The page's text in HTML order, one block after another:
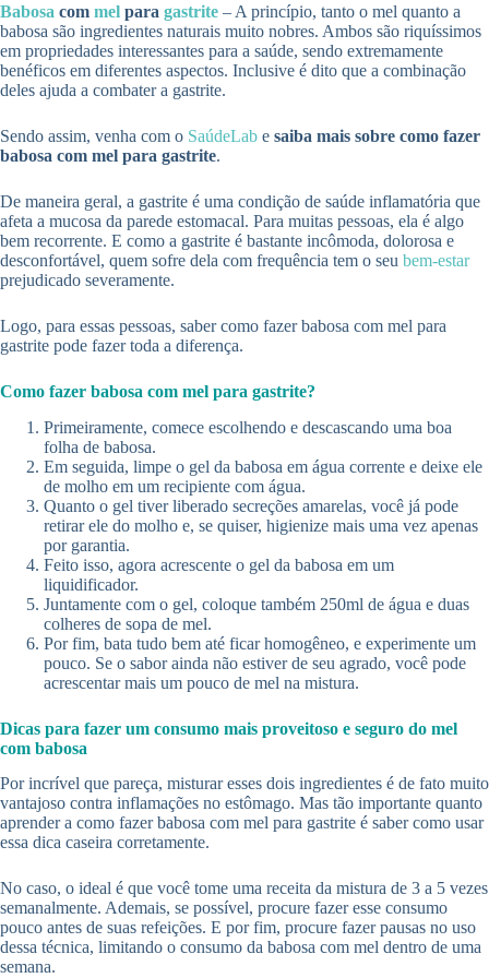
Babosa com mel para gastrite – A princípio, tanto o mel quanto a
babosa são ingredientes naturais muito nobres. Ambos são riquíssimos
em propriedades interessantes para a saúde, sendo extremamente
benéficos em diferentes aspectos. Inclusive é dito que a combinação
deles ajuda a combater a gastrite.
Sendo assim, venha com o SaúdeLab e saiba mais sobre como fazer
babosa com mel para gastrite.
De maneira geral, a gastrite é uma condição de saúde inflamatória que
afeta a mucosa da parede estomacal. Para muitas pessoas, ela é algo
bem recorrente. E como a gastrite é bastante incômoda, dolorosa e
desconfortável, quem sofre dela com frequência tem o seu bem-estar
prejudicado severamente.
Logo, para essas pessoas, saber como fazer babosa com mel para
gastrite pode fazer toda a diferença.
Como fazer babosa com mel para gastrite?
Primeiramente, comece escolhendo e descascando uma boa
folha de babosa.
Em seguida, limpe o gel da babosa em água corrente e deixe ele
de molho em um recipiente com água.
Quanto o gel tiver liberado secreções amarelas, você já pode
retirar ele do molho e, se quiser, higienize mais uma vez apenas
por garantia.
Feito isso, agora acrescente o gel da babosa em um
liquidificador.
Juntamente com o gel, coloque também 250ml de água e duas
colheres de sopa de mel.
Por fim, bata tudo bem até ficar homogêneo, e experimente um
pouco. Se o sabor ainda não estiver de seu agrado, você pode
acrescentar mais um pouco de mel na mistura.
Dicas para fazer um consumo mais proveitoso e seguro do mel
com babosa
Por incrível que pareça, misturar esses dois ingredientes é de fato muito
vantajoso contra inflamações no estômago. Mas tão importante quanto
aprender a como fazer babosa com mel para gastrite é saber como usar
essa dica caseira corretamente.
No caso, o ideal é que você tome uma receita da mistura de 3 a 5 vezes
semanalmente. Ademais, se possível, procure fazer esse consumo
pouco antes de suas refeições. E por fim, procure fazer pausas no uso
dessa técnica, limitando o consumo da babosa com mel dentro de uma
semana.